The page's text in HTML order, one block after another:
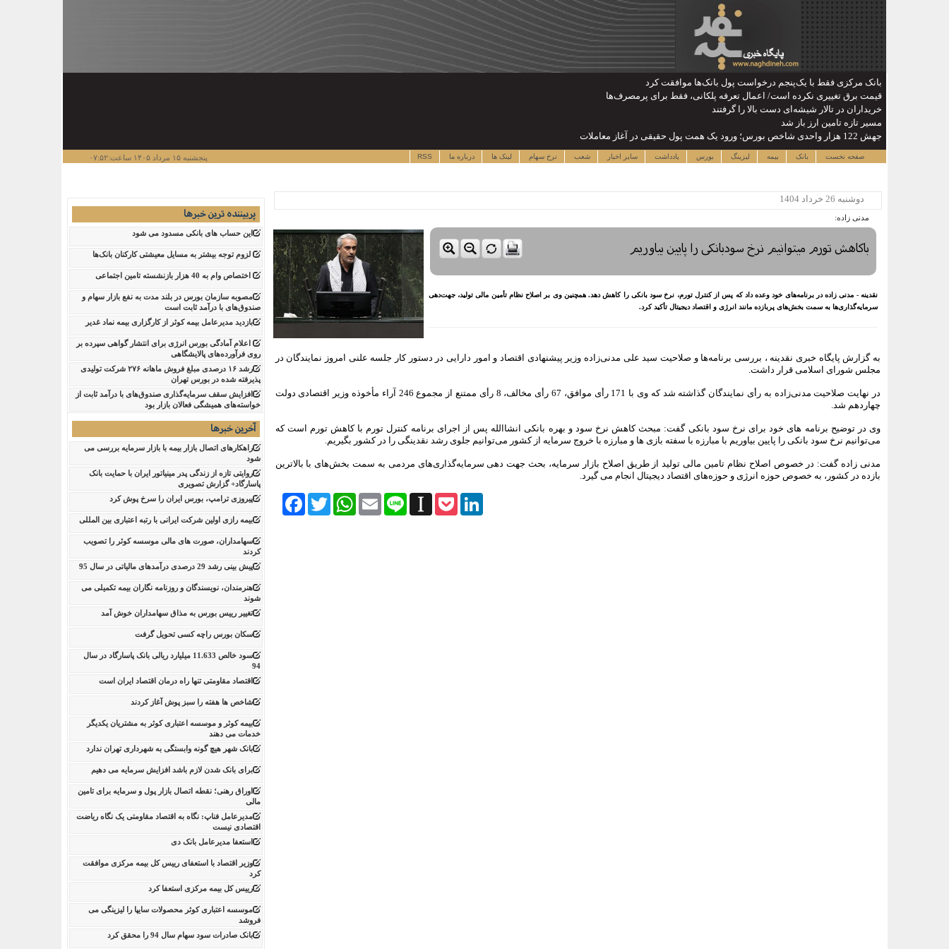
بانک مرکزی فقط با یک‌‎پنجم درخواست پول بانک‌ها موافقت کرد
قیمت برق تغییری نکرده است/ اعمال تعرفه پلکانی، فقط برای پرمصرف‌ها
خریداران در تالار شیشه‌ای دست بالا را گرفتند
مسیر تازه تامین ارز باز شد
جهش 122 هزار واحدی شاخص بورس؛ ورود یک همت پول حقیقی در آغاز معاملات
پنجشنبه ۱۵ مرداد ۱۴۰۵ ساعت:۰۷:۵۲ صفحه نخست بانک بیمه لیزینگ بورس یادداشت سایر اخبار شعب نرخ سهام لینک ها درباره ما RSS
پربیننده ترین خبرها
این حساب های بانکی مسدود می شود
لزوم توجه بیشتر به مسایل معیشتی کارکنان بانک‌ها
اختصاص وام به 40 هزار بازنشسته تامین اجتماعی
مصوبه سازمان بورس در بلند مدت به نفع بازار سهام و
صندوق‌های با درآمد ثابت است
بازدید مدیرعامل بیمه کوثر از کارگزاری بیمه نماد غدیر
اعلام آمادگی بورس انرژی برای انتشار گواهی سپرده بر
روی فرآورده‌های پالایشگاهی ‌
رشد ۱۶ درصدی مبلغ فروش ماهانه ۲۷۶ شرکت تولیدی
پذیرفته شده در بورس تهران
افزایش سقف سرمایه‌گذاری صندوق‌های با درآمد ثابت از
خواسته‌های همیشگی فعالان بازار بود
آخرین خبرها
راهکارهای اتصال بازار بیمه با بازار سرمایه بررسی می
شود
روایتی تازه از زندگی پدر مینیاتور ایران با حمایت بانک
پاسارگاد+ گزارش تصویری
پیروزی ترامپ، بورس ایران را سرخ پوش کرد
بیمه رازی اولین شرکت ایرانی با رتبه اعتباری بین المللی
سهامداران، صورت های مالی موسسه کوثر را تصویب
کردند
پیش بینی رشد 29 درصدی درآمدهای مالیاتی در سال 95
هنرمندان، نویسندگان و روزنامه نگاران بیمه تکمیلی می
شوند
تغییر رییس بورس به مذاق سهامداران خوش آمد
سکان بورس راچه کسی تحویل گرفت
سود خالص 11.633 میلیارد ریالی بانک پاسارگاد در سال
94
اقتصاد مقاومتی تنها راه درمان اقتصاد ایران است
شاخص ها هفته را سبز پوش آغاز کردند
بیمه کوثر و موسسه اعتباری کوثر به مشتریان یکدیگر
خدمات می دهند
بانک شهر هیچ گونه وابستگی به شهرداری تهران ندارد
برای بانک شدن لازم باشد افزایش سرمایه می دهیم
اوراق رهنی؛ نقطه اتصال بازار پول و سرمایه برای تامین
مالی
مدیرعامل فناپ: نگاه به اقتصاد مقاومتی یک نگاه ریاضت
اقتصادی نیست
استعفا مدیرعامل بانک دی
وزیر اقتصاد با استعفای رییس کل بیمه مرکزی موافقت
کرد
رییس کل بیمه مرکزی استعفا کرد
موسسه اعتباری کوثر محصولات سایپا را لیزینگی می
فروشد
بانک صادرات سود سهام سال 94 را محقق کرد
دوشنبه 26 خرداد 1404
مدنی زاده:
باکاهش تورم میتوانیم نرخ سودبانکی را پایین بیاوریم
نقدینه - مدنی زاده در برنامه‌های خود وعده داد که پس از کنترل تورم، نرخ سود بانکی را کاهش دهد. همچنین وی بر اصلاح نظام تأمین مالی تولید، جهت‌دهی
سرمایه‌گذاری‌ها به سمت بخش‌های پربازده مانند انرژی و اقتصاد دیجیتال تأکید کرد.
به گزارش پایگاه خبری نقدینه ، بررسی برنامه‌ها و صلاحیت سید علی مدنی‌زاده وزیر پیشنهادی اقتصاد و امور دارایی در دستور کار جلسه علنی امروز نمایندگان در
مجلس شورای اسلامی قرار داشت.
در نهایت صلاحیت مدنی‌زاده به رأی نمایندگان گذاشته شد که وی با 171 رأی موافق، 67 رأی مخالف، 8 رأی ممتنع از مجموع 246 آراء مأخوذه وزیر اقتصادی دولت
چهاردهم شد.
وی در توضیح برنامه های خود برای نرخ سود بانکی گفت: مبحث کاهش نرخ سود و بهره بانکی انشاالله پس از اجرای برنامه کنترل تورم با کاهش تورم است که
می‌توانیم نرخ سود بانکی را پایین بیاوریم با مبارزه با سفته بازی ها و مبارزه با خروج سرمایه از کشور می‌توانیم جلوی رشد نقدینگی را در کشور بگیریم.
مدنی زاده گفت: در خصوص اصلاح نظام تامین مالی تولید از طریق اصلاح بازار سرمایه، بحث جهت دهی سرمایه‌گذاری‌های مردمی به سمت بخش‌های با بالاترین
بازده در کشور، به خصوص حوزه انرژی و حوزه‌های اقتصاد دیجیتال انجام می گیرد.
Facebook TwitterWhatsApp Email LineInstapaper PocketLinkedIn